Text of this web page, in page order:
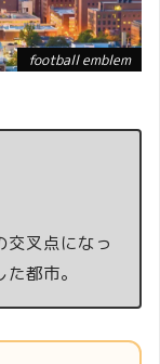
football emblem
交叉点になっ
都市。